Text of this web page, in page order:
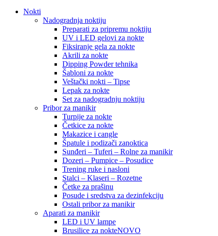
Nokti
Nadogradnja noktiju
Preparati za pripremu noktiju
UV i LED gelovi za nokte
Fiksiranje gela za nokte
Akrili za nokte
Dipping Powder tehnika
Šabloni za nokte
Veštački nokti – Tipse
Lepak za nokte
Set za nadogradnju noktiju
Pribor za manikir
Turpije za nokte
Četkice za nokte
Makazice i cangle
Špatule i podizači zanoktica
Sunđeri – Tuferi – Rolne za manikir
Dozeri – Pumpice – Posudice
Trening ruke i nasloni
Stalci – Klaseri – Rozetne
Četke za prašinu
Posude i sredstva za dezinfekciju
Ostali pribor za manikir
Aparati za manikir
LED i UV lampe
Brusilice za nokteNOVO